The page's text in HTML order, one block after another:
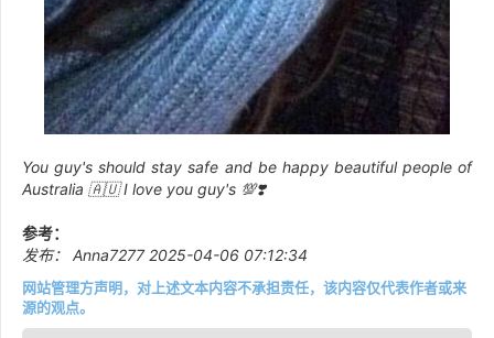
You guy's should stay safe and be happy beautiful people of
Australia 🇦🇺 I love you guy's 💯❣️
参考：
发布： Anna7277 2025-04-06 07:12:34
网站管理方声明，对上述文本内容不承担责任，该内容仅代表作者或来
源的观点。